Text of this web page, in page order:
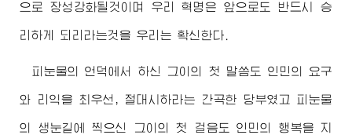
으로 장성강화될것이며 우리 혁명은 앞으로도 반드시 승
리하게 되리라는것을 우리는 확신한다.
피눈물의 언덕에서 하신 그이의 첫 말씀도 인민의 요구
와 리익을 최우선, 절대시하라는 간곡한 당부였고 피눈물
의 생눈길에 찍으신 그이의 첫 걸음도 인민의 행복을 지